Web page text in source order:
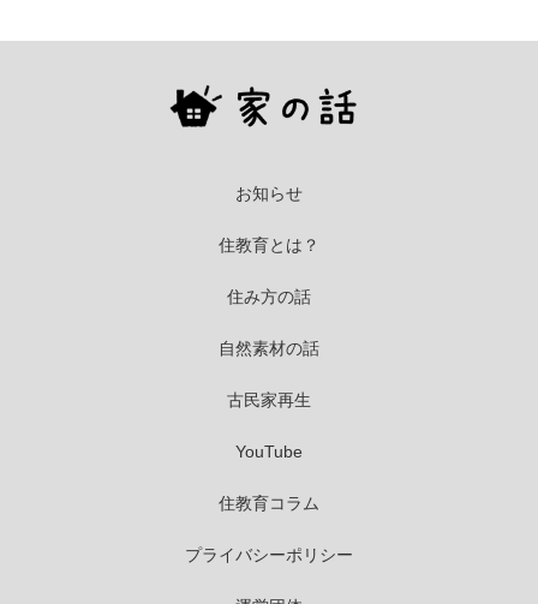
お知らせ
住教育とは？
住み方の話
自然素材の話
古民家再生
YouTube
住教育コラム
プライバシーポリシー